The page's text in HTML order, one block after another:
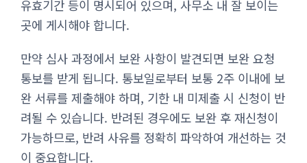
유효기간 등이 명시되어 있으며, 사무소 내 잘 보이는
곳에 게시해야 합니다.
만약 심사 과정에서 보완 사항이 발견되면 보완 요청
통보를 받게 됩니다. 통보일로부터 보통 2주 이내에 보
완 서류를 제출해야 하며, 기한 내 미제출 시 신청이 반
려될 수 있습니다. 반려된 경우에도 보완 후 재신청이
가능하므로, 반려 사유를 정확히 파악하여 개선하는 것
이 중요합니다.